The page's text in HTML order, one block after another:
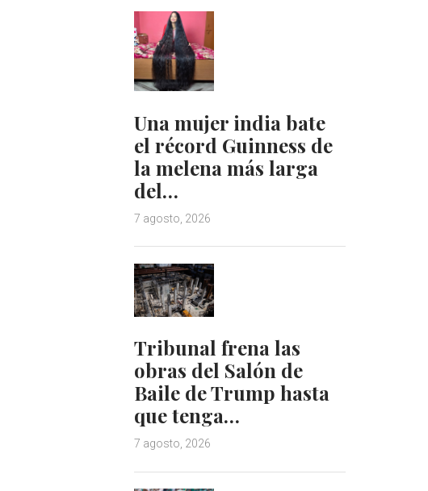
Una mujer india bate
el récord Guinness de
la melena más larga
del…
7 agosto, 2026
Tribunal frena las
obras del Salón de
Baile de Trump hasta
que tenga…
7 agosto, 2026